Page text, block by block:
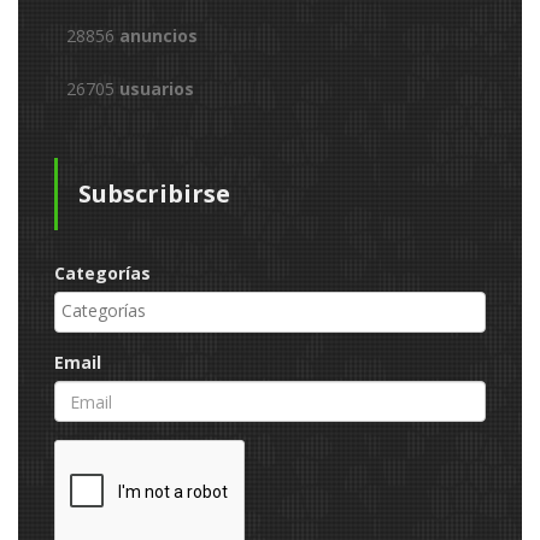
28856 anuncios
26705 usuarios
Subscribirse
Categorías
Email